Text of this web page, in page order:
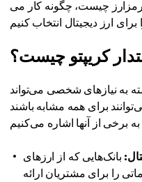
رمزارز چیست، چگونه کار می
کریپتو چیست؟
به نیازهای شخصی می‌تواند
برای همه مشابه باشند
بانک‌هایی که از ارزهای
را برای مشتریان ارائه